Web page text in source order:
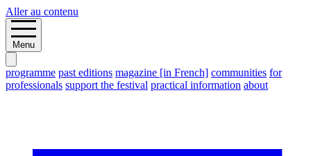
Aller au contenu
Menu
programme past editions magazine [in French] communities for
professionals support the festival practical information about